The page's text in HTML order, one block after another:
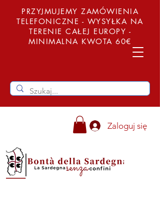
PRZYJMUJEMY ZAMÓWIENIA
TELEFONICZNE - WYSYŁKA NA
TERENIE CAŁEJ EUROPY -
MINIMALNA KWOTA 60€
Zaloguj się